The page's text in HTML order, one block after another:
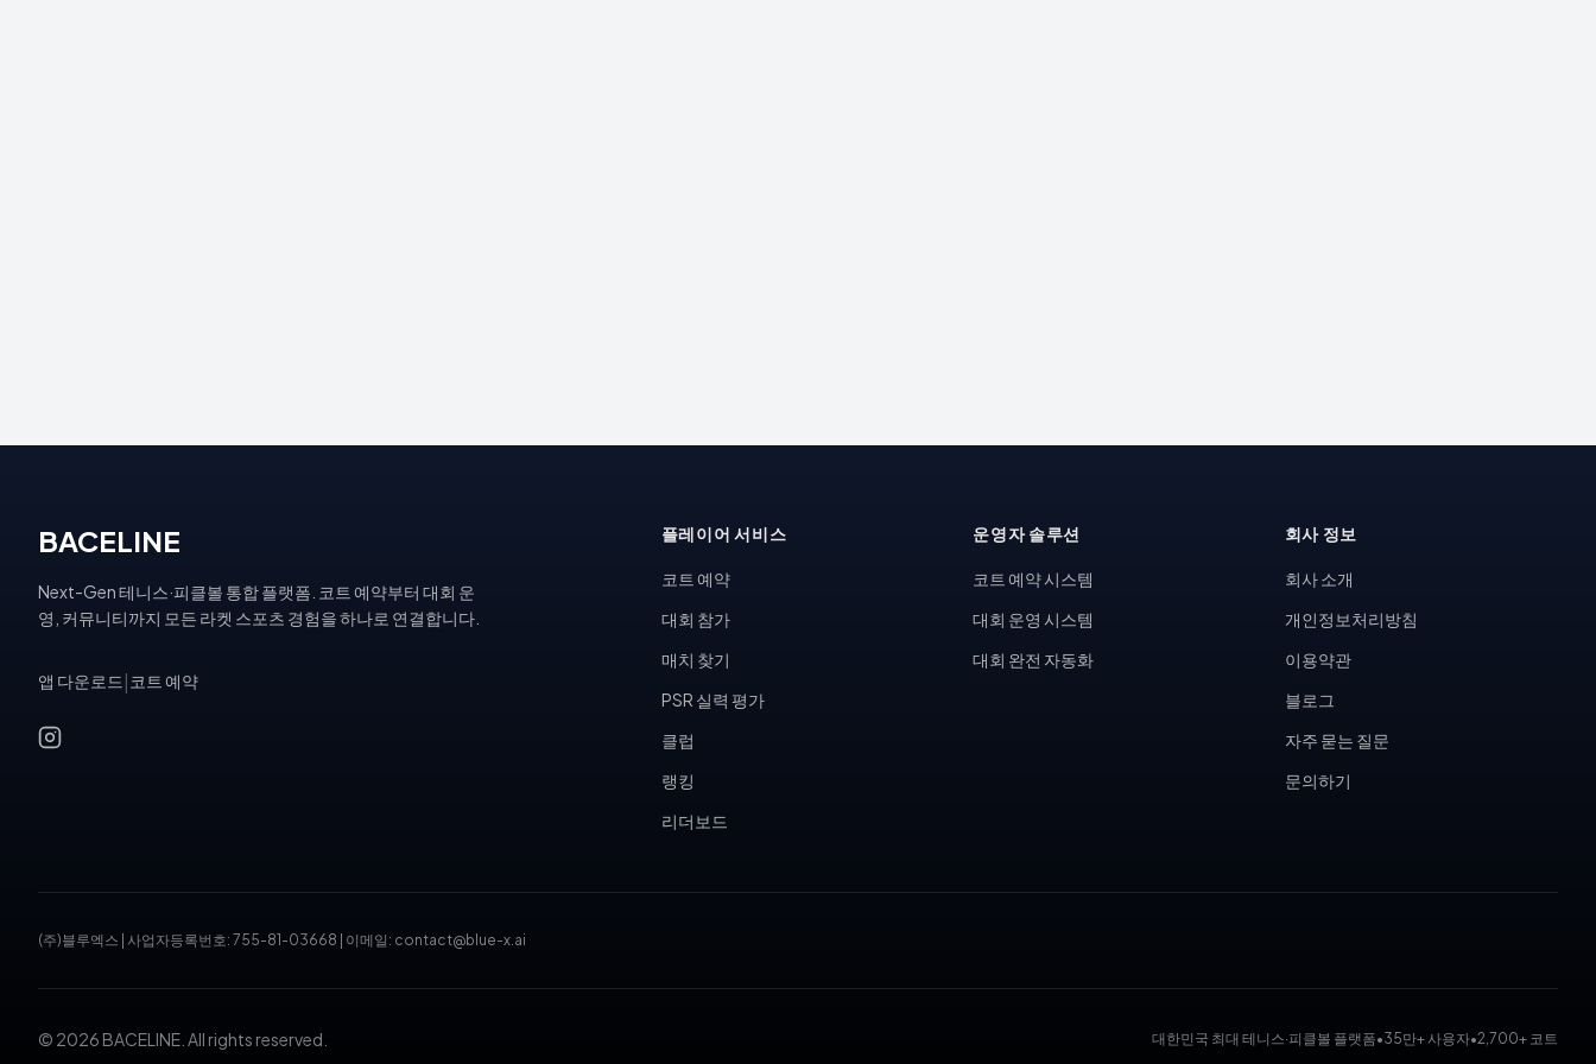
BACELINE
Next-Gen 테니스·피클볼 통합 플랫폼. 코트 예약부터 대회 운
영, 커뮤니티까지 모든 라켓 스포츠 경험을 하나로 연결합니다.
앱 다운로드 코트 예약
플레이어 서비스
코트 예약
대회 참가
매치 찾기
PSR 실력 평가
클럽
랭킹
리더보드
운영자 솔루션
코트 예약 시스템
대회 운영 시스템
대회 완전 자동화
회사 정보
회사 소개
개인정보처리방침
이용약관
블로그
자주 묻는 질문
문의하기
(주)블루엑스 사업자등록번호: 755-81-03668 이메일: contact@blue-x.ai
© 2026 BACELINE. All rights reserved. 대한민국 최대 테니스·피클볼 플랫폼•35만+ 사용자•2,700+ 코트